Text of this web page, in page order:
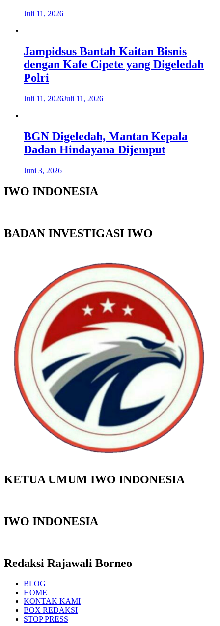
Juli 11, 2026
Jampidsus Bantah Kaitan Bisnis
dengan Kafe Cipete yang Digeledah
Polri
Juli 11, 2026Juli 11, 2026
BGN Digeledah, Mantan Kepala
Dadan Hindayana Dijemput
Juni 3, 2026
IWO INDONESIA
BADAN INVESTIGASI IWO
KETUA UMUM IWO INDONESIA
IWO INDONESIA
Redaksi Rajawali Borneo
BLOG
HOME
KONTAK KAMI
BOX REDAKSI
STOP PRESS